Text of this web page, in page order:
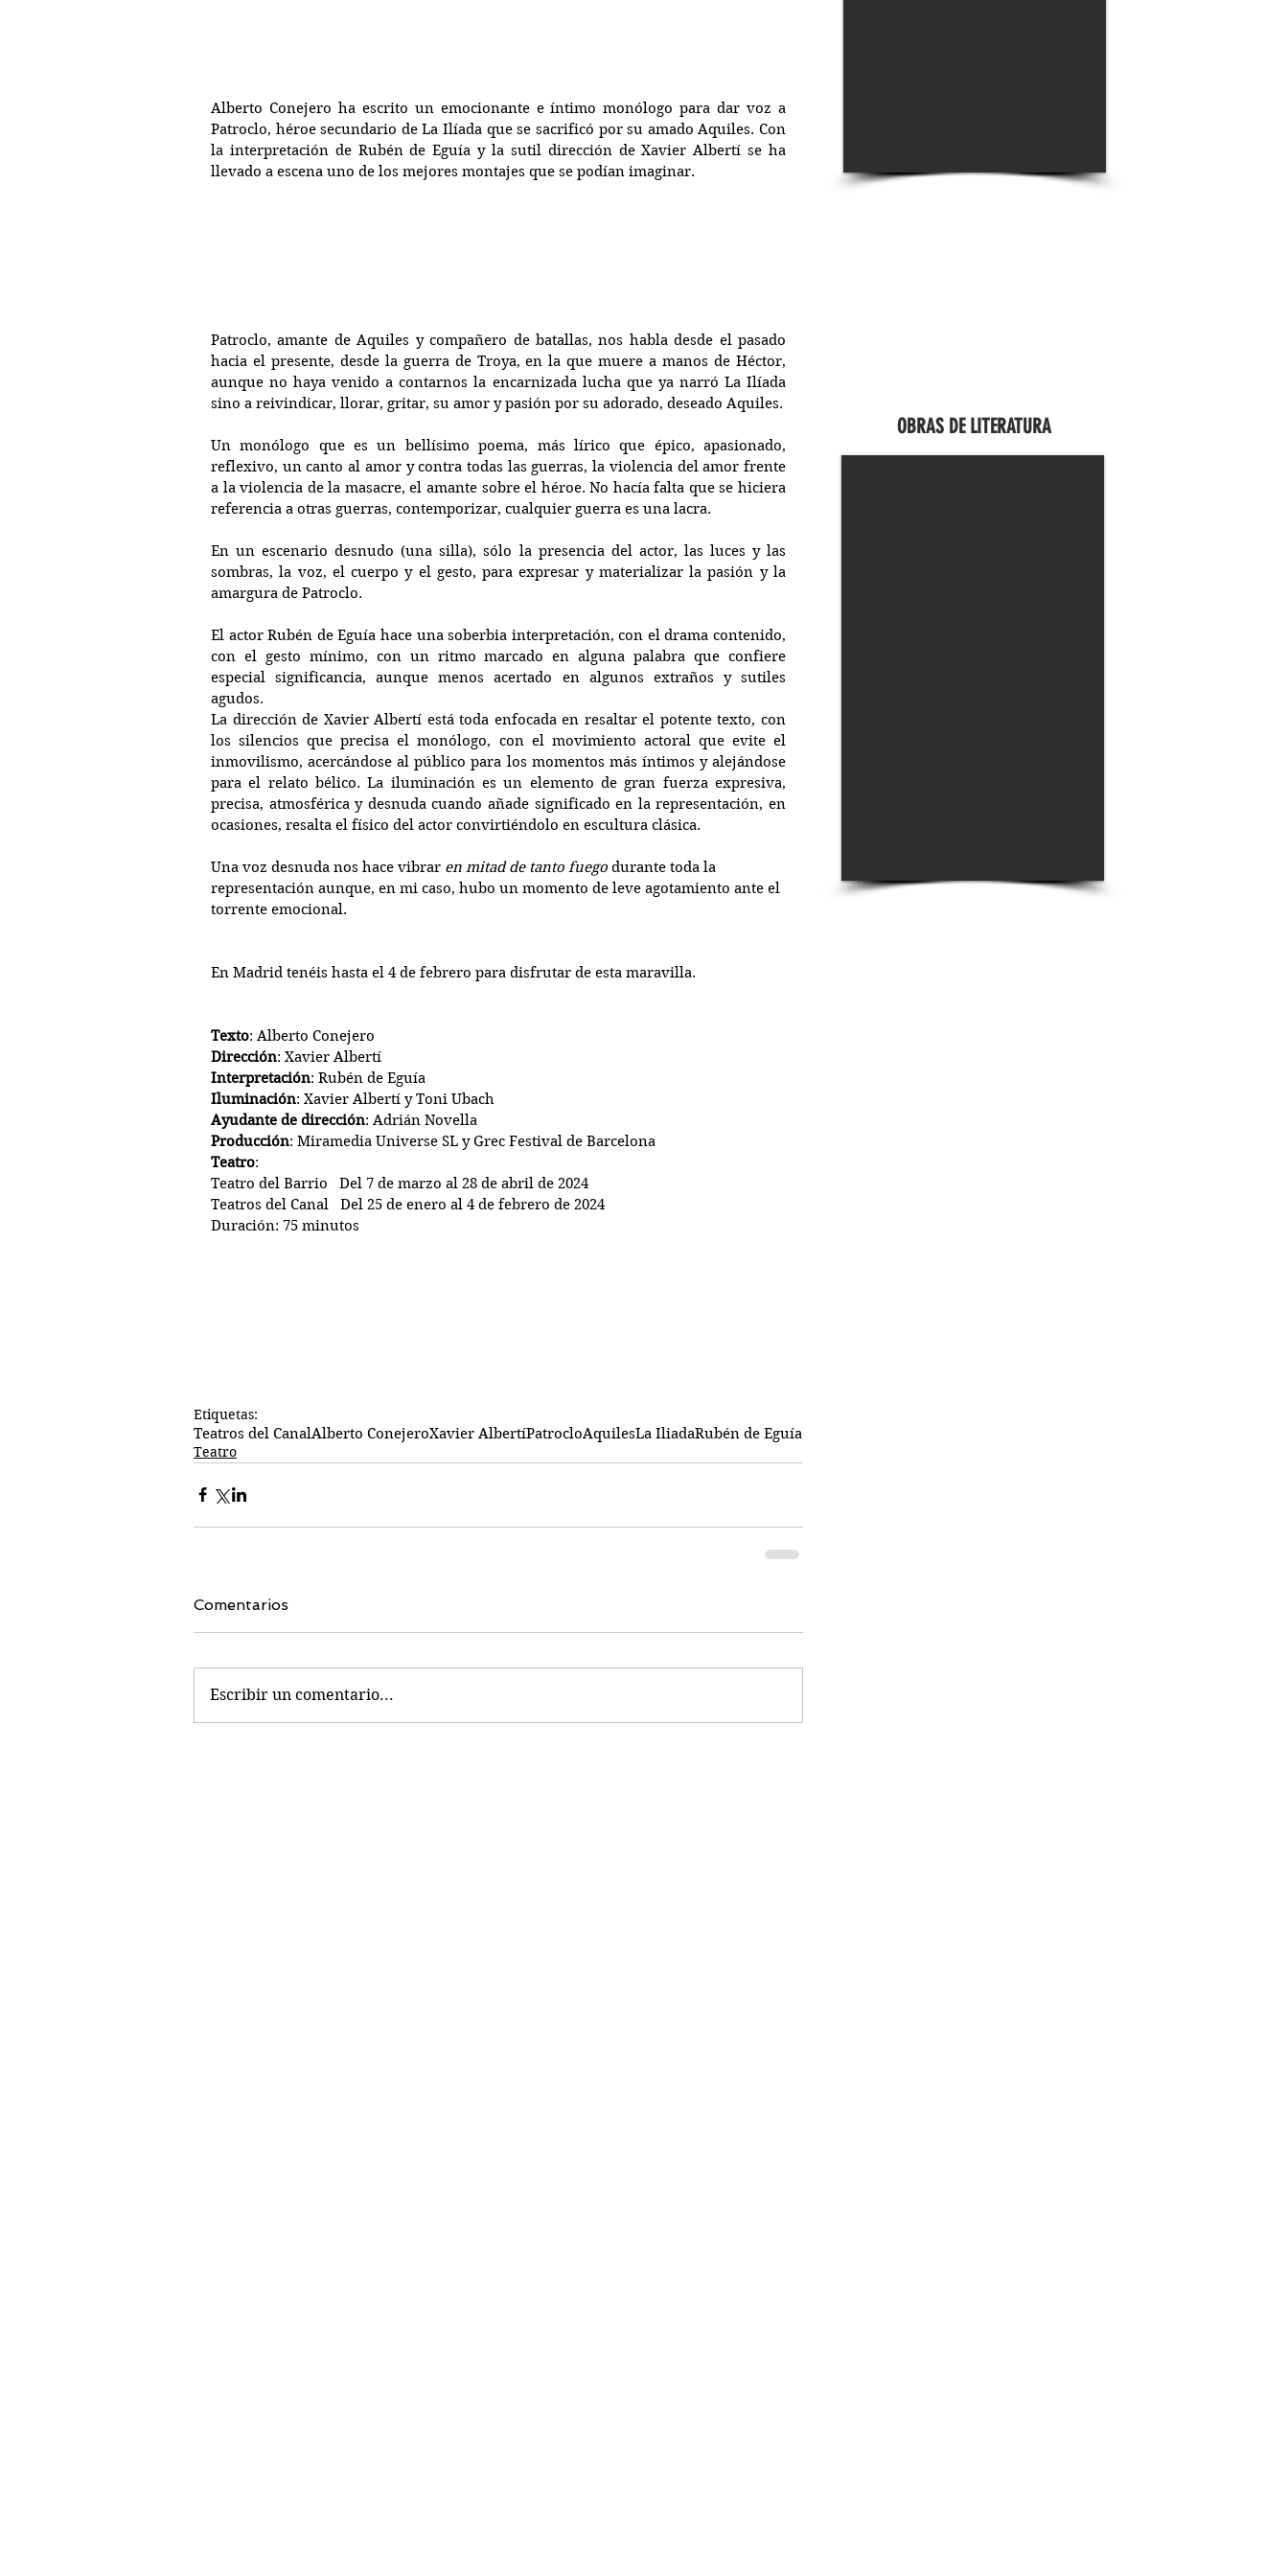
Alberto Conejero ha escrito un emocionante e íntimo monólogo para dar voz a
Patroclo, héroe secundario de La Ilíada que se sacrificó por su amado Aquiles. Con
la interpretación de Rubén de Eguía y la sutil dirección de Xavier Albertí se ha
llevado a escena uno de los mejores montajes que se podían imaginar.
Patroclo, amante de Aquiles y compañero de batallas, nos habla desde el pasado
hacia el presente, desde la guerra de Troya, en la que muere a manos de Héctor,
aunque no haya venido a contarnos la encarnizada lucha que ya narró La Ilíada
sino a reivindicar, llorar, gritar, su amor y pasión por su adorado, deseado Aquiles.
Un monólogo que es un bellísimo poema, más lírico que épico, apasionado,
reflexivo, un canto al amor y contra todas las guerras, la violencia del amor frente
a la violencia de la masacre, el amante sobre el héroe. No hacía falta que se hiciera
referencia a otras guerras, contemporizar, cualquier guerra es una lacra.
En un escenario desnudo (una silla), sólo la presencia del actor, las luces y las
sombras, la voz, el cuerpo y el gesto, para expresar y materializar la pasión y la
amargura de Patroclo.
El actor Rubén de Eguía hace una soberbia interpretación, con el drama contenido,
con el gesto mínimo, con un ritmo marcado en alguna palabra que confiere
especial significancia, aunque menos acertado en algunos extraños y sutiles
agudos.
La dirección de Xavier Albertí está toda enfocada en resaltar el potente texto, con
los silencios que precisa el monólogo, con el movimiento actoral que evite el
inmovilismo, acercándose al público para los momentos más íntimos y alejándose
para el relato bélico. La iluminación es un elemento de gran fuerza expresiva,
precisa, atmosférica y desnuda cuando añade significado en la representación, en
ocasiones, resalta el físico del actor convirtiéndolo en escultura clásica.
Una voz desnuda nos hace vibrar en mitad de tanto fuego durante toda la
representación aunque, en mi caso, hubo un momento de leve agotamiento ante el
torrente emocional.
En Madrid tenéis hasta el 4 de febrero para disfrutar de esta maravilla.
Texto: Alberto Conejero
Dirección: Xavier Albertí
Interpretación: Rubén de Eguía
Iluminación: Xavier Albertí y Toni Ubach
Ayudante de dirección: Adrián Novella
Producción: Miramedia Universe SL y Grec Festival de Barcelona
Teatro:
Teatro del Barrio   Del 7 de marzo al 28 de abril de 2024
Teatros del Canal   Del 25 de enero al 4 de febrero de 2024
Duración: 75 minutos
Etiquetas:
Teatros del CanalAlberto ConejeroXavier AlbertíPatrocloAquilesLa IliadaRubén de Eguía
Teatro
Comentarios
Escribir un comentario...
OBRAS DE LITERATURA